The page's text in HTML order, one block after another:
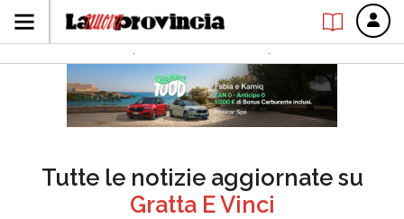
Tutte le notizie aggiornate su
Gratta E Vinci